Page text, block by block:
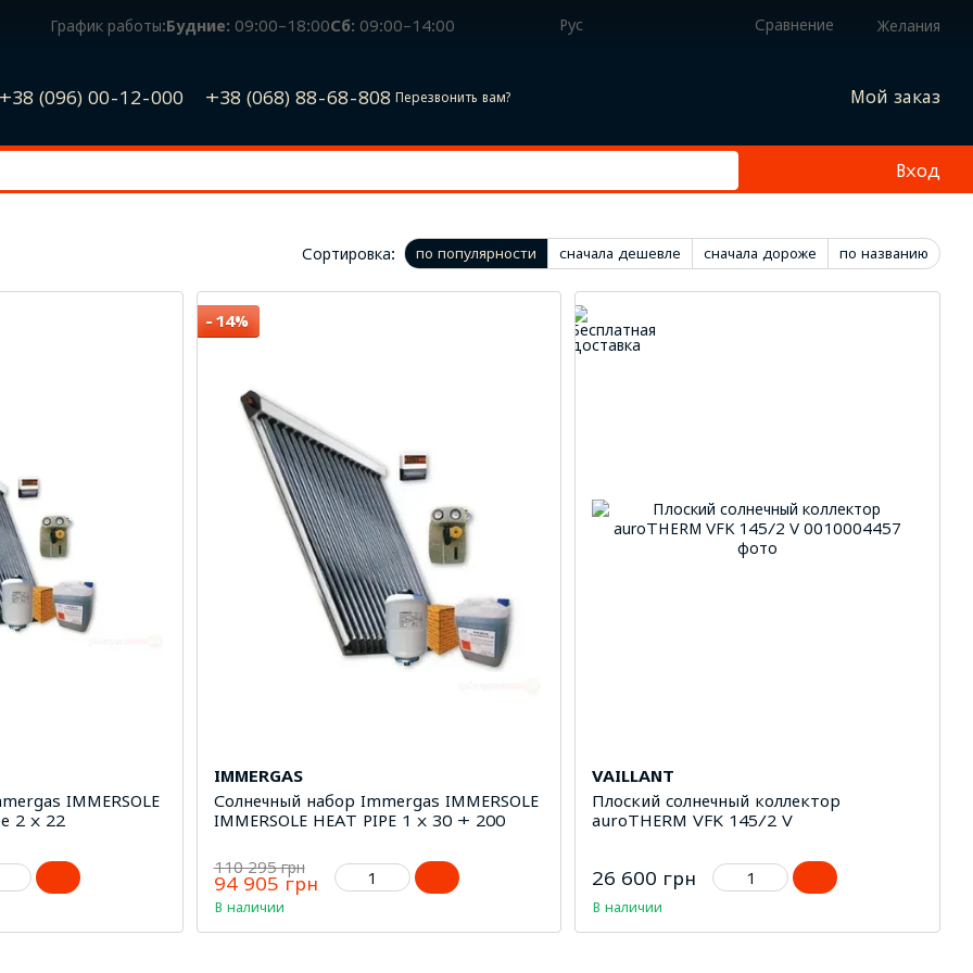
График работы:Будние: 09:00–18:00Сб: 09:00–14:00 Рус Сравнение Желания
+38 (096) 00-12-000 +38 (068) 88-68-808 Перезвонить вам? Мой заказ
Вход
Сортировка: по популярности сначала дешевле сначала дороже по названию
IMMERSOLE
2 х 22
−14%
IMMERGAS
Солнечный набор Immergas IMMERSOLE
IMMERSOLE HEAT PIPE 1 х 30 + 200
110 295 грн
94 905 грн
В наличии
VAILLANT
Плоский солнечный коллектор
auroTHERM VFK 145/2 V
26 600 грн
В наличии